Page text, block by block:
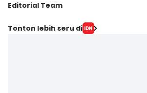
Editorial Team
Editor
Tonton lebih seru di